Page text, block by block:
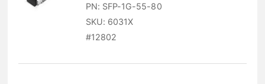
PN: SFP-1G-55-80
SKU: 6031X
#12802